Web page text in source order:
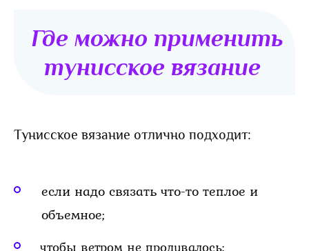
Где можно применить
тунисское вязание
Тунисское вязание отлично подходит:
если надо связать что-то теплое и
объемное;
чтобы ветром не продувалось;